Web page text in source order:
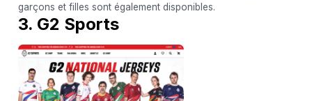
garçons et filles sont également disponibles.
3. G2 Sports